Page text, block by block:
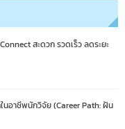
สะดวก รวดเร็ว ลดระยะ
นอาชีพนักวิจัย (Career Path: ฝัน